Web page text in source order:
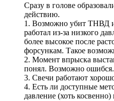
Сразу в голове
действию.
1. Возможно убит ТНВД
работал из-за низкого
более высокое после
форсункам. Такое
2. Момент впрыска
понял. Возможно
3. Свечи работают
4. Есть ли доступные
давление (хоть